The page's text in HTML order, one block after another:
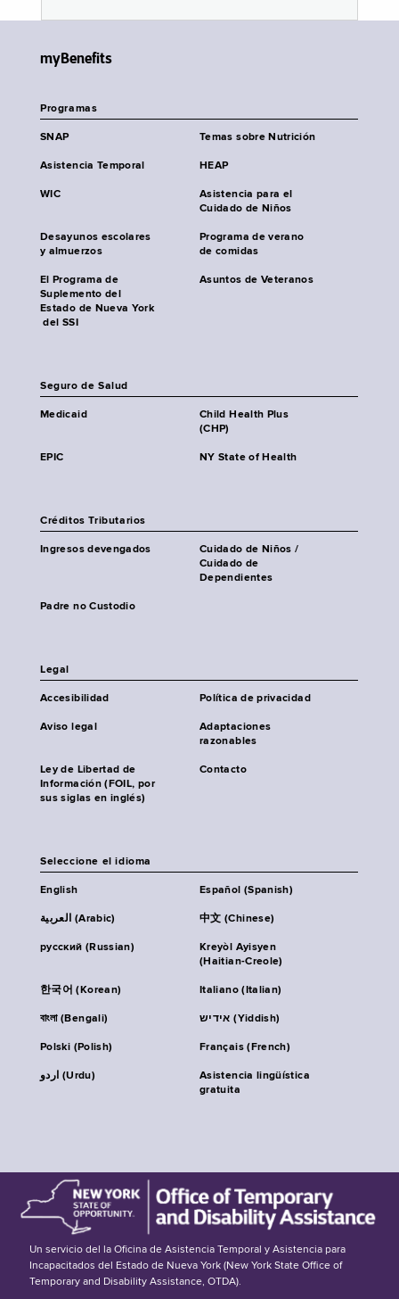
myBenefits
Programas
SNAP Temas sobre Nutrición
Asistencia Temporal HEAP
WIC
Asistencia para el
Cuidado de Niños
Desayunos escolares
y almuerzos
Programa de verano
de comidas
El Programa de
Suplemento del
Estado de Nueva York
del SSI
Asuntos de Veteranos
Seguro de Salud
Medicaid
Child Health Plus
(CHP)
EPIC NY State of Health
Créditos Tributarios
Ingresos devengados
Cuidado de Niños /
Cuidado de
Dependientes
Padre no Custodio
Legal
Accesibilidad Política de privacidad
Aviso legal
Adaptaciones
razonables
Ley de Libertad de
Información (FOIL, por
sus siglas en inglés)
Contacto
Seleccione el idioma
English Español (Spanish)
العربية (Arabic) 中文 (Chinese)
русский (Russian)
Kreyòl Ayisyen
(Haitian-Creole)
한국어 (Korean) Italiano (Italian)
বাংলা (Bengali) אידיש (Yiddish)
Polski (Polish) Français (French)
اردو (Urdu)
Asistencia lingüística
gratuita
Un servicio del la Oficina de Asistencia Temporal y Asistencia para
Incapacitados del Estado de Nueva York (New York State Office of
Temporary and Disability Assistance, OTDA).